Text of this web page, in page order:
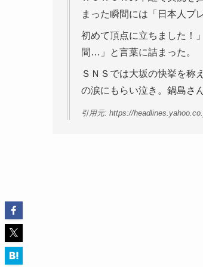
まった瞬間には「日本人プ
初めて頂点に立ちました！
間…」と言葉に詰まった。
ＳＮＳでは大坂の快挙を称
の涙にもらい泣き。鍋島さ
引用元: https://